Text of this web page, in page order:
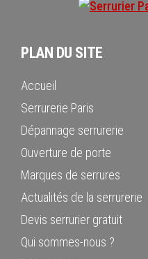
PLAN DU SITE
Accueil
Serrurerie Paris
Dépannage serrurerie
Ouverture de porte
Marques de serrures
Actualités de la serrurerie
Devis serrurier gratuit
Qui sommes-nous ?